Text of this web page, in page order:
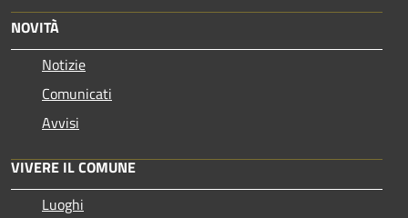
NOVITÀ
Notizie
Comunicati
Avvisi
VIVERE IL COMUNE
Luoghi